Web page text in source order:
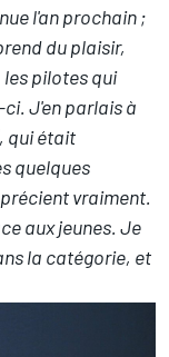
l'an prochain ;
du plaisir,
pilotes qui
J'en parlais à
qui était
quelques
vraiment.
aux jeunes. Je
la catégorie, et